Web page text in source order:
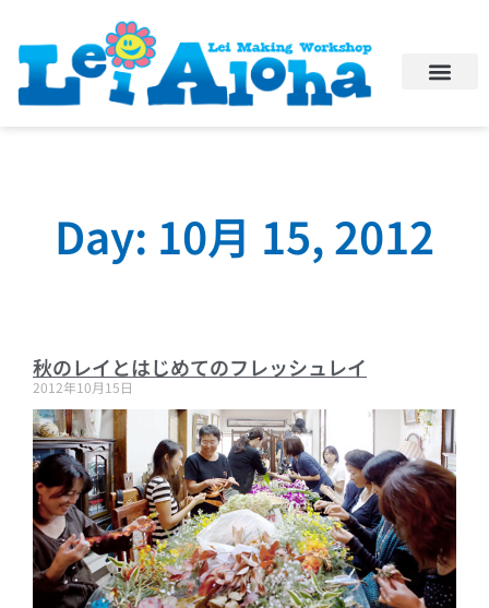
Day: 10月 15, 2012
秋のレイとはじめてのフレッシュレイ
2012年10月15日